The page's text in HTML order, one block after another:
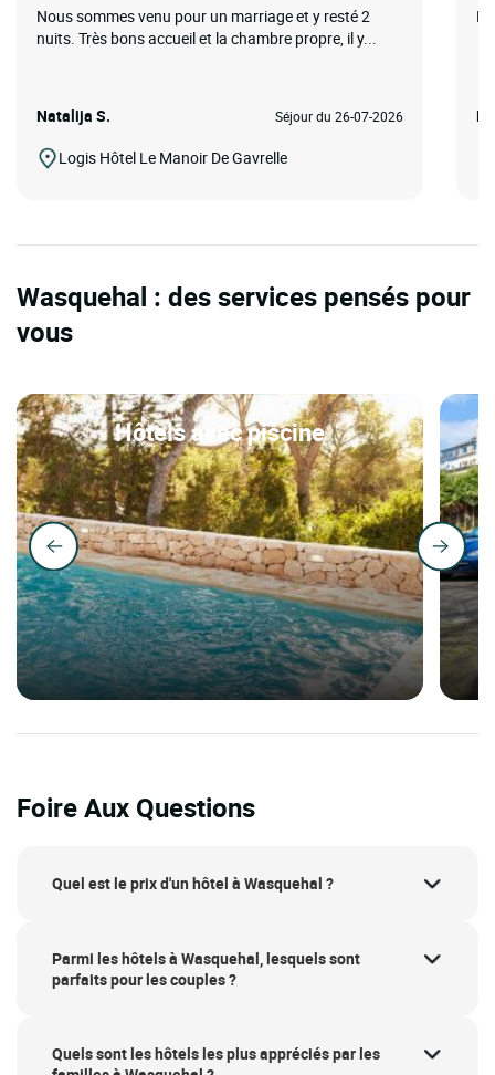
Nous sommes venu pour un marriage et y resté 2
nuits. Très bons accueil et la chambre propre, il y...
Natalija S. Séjour du 26-07-2026
Logis Hôtel Le Manoir De Gavrelle
Wasquehal : des services pensés pour
vous
Hôtels avec piscine
Foire Aux Questions
Quel est le prix d'un hôtel à Wasquehal ?
Parmi les hôtels à Wasquehal, lesquels sont
parfaits pour les couples ?
Quels sont les hôtels les plus appréciés par les